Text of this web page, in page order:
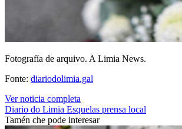
Fotografía de arquivo. A Limia News.
Fonte: diariodolimia.gal
Ver noticia completa
Diario do Limia Esquelas prensa local
Tamén che pode interesar